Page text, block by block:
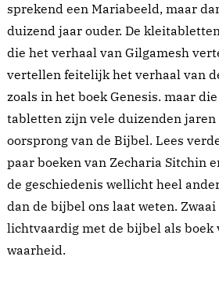
sprekend een Mariabeeld, maar
duizend jaar ouder. De
die het verhaal van Gilgamesh
vertellen feitelijk het verhaal van
zoals in het boek Genesis. maar
tabletten zijn vele duizenden jaren
oorsprong van de Bijbel. Lees
paar boeken van Zecharia Sitchin
de geschiedenis wellicht heel
dan de bijbel ons laat weten.
lichtvaardig met de bijbel als boek
waarheid.